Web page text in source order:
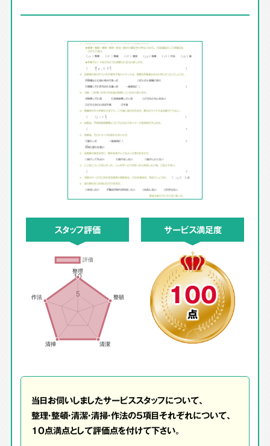
スタッフ評価 サービス満足度
100
点
当日お伺いしましたサービススタッフについて、
整理・整頓・清潔・清掃・作法の5項目それぞれについて、
10点満点として評価点を付けて下さい。